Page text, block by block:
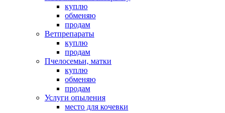
куплю
обменяю
продам
Ветпрепараты
куплю
продам
Пчелосемьи, матки
куплю
обменяю
продам
Услуги опыления
место для кочевки